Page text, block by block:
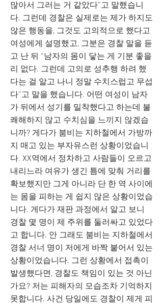
많아서 그러는 거 같았다”고 말했습니
다. 그런데 경찰은 실제로는 제가 하지도
않은 행동을, 그것도 고의적으로 했다고
여성에게 설명했고, 그분은 경찰 말을 듣
고 난 뒤 “남자의 몸이 닿는 게 기분 좋을
리 없다. 그런데 고의로 성추행 하려 했
다는 걸 알고 나니 정말 수치스럽고 무섭
다”고 말을 했습니다. 어떤 여성이 남자
가 뒤에서 성기를 밀착했다고 하는데 불
쾌해하지 않고 수치심을 느끼지 않겠습
니까? 게다가 붐비는 지하철에서 가방까
지 매고 있는 부자유스런 상황이었습니
다. XX역에서 정차하고 사람들이 오르고
내리느라 여유가 생긴 틈에 맞춰 거리를
확보했지만 그게 아니라 단 한 역 사이에
는 몸을 피하는 게 쉽지 않은 상황이었습
니다. 게다가 재판 과정에서 알고 보니
경찰 몇 명이 제 주위를 둘러싸고 있었다
고 합니다. 안 그래도 붐비는 지하철에서
경찰 서너 명이 저에게 바짝 붙어서 있는
상황이었습니다. 그런 상황에서 접촉이
발생했다면, 경찰도 책임이 있는 것 아닌
가요? 저는 피해자의 모습조차 기억하지
못합니다. 사건 당일에도 경찰이 제게 피